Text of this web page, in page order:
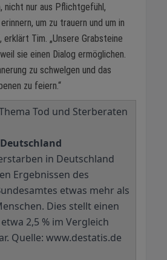
nicht nur aus Pflichtgefühl,
um zu trauern und um in
erklärt Tim. „Unsere Grabsteine
sie einen Dialog ermöglichen.
zu schwelgen und das
zu feiern.“
Tod und Sterberaten
in Deutschland
Ergebnissen des
etwas mehr als
Dies stellt einen
2,5 % im Vergleich
Quelle: www.destatis.de